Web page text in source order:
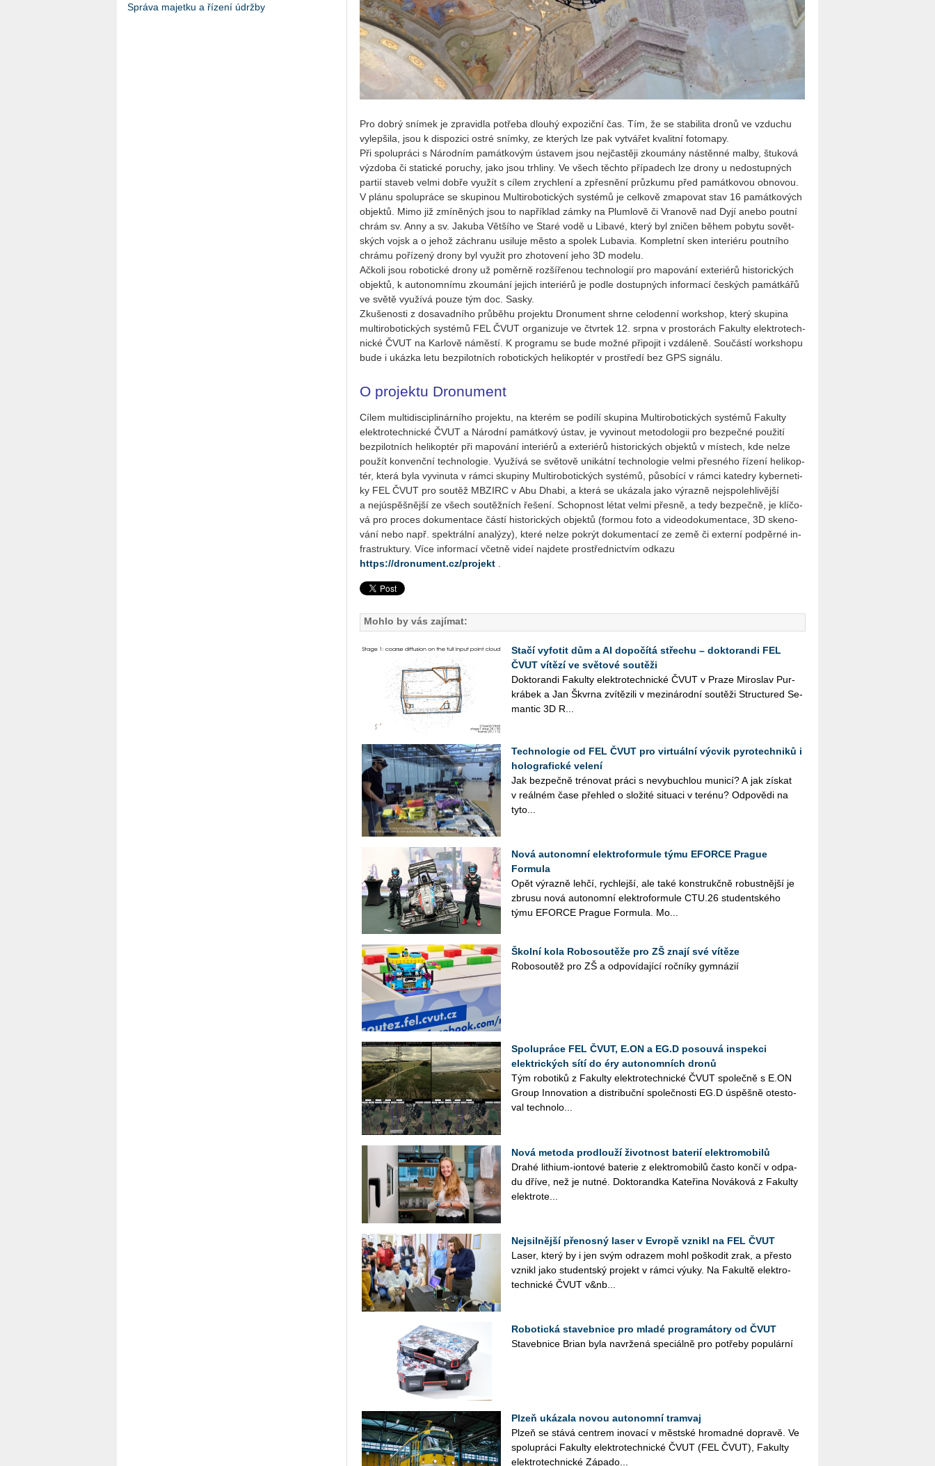
Správa majetku a řízení údržby
Pro dobrý sní­mek je zpra­vi­dla po­tře­ba dlou­hý ex­po­zič­ní čas. Tím, že se sta­bi­li­ta dronů ve vzdu­chu
vy­lep­ši­la, jsou k dis­po­zi­ci ostré sním­ky, ze kte­rých lze pak vy­tvá­řet kva­lit­ní fo­to­ma­py.
Při spo­lu­prá­ci s Ná­rod­ním pa­mát­ko­vým ústa­vem jsou nej­čas­tě­ji zkou­má­ny ná­stěn­né malby, štu­ko­vá
vý­zdo­ba či sta­tic­ké po­ru­chy, jako jsou trh­li­ny. Ve všech těch­to pří­pa­dech lze drony u ne­do­stup­ných
par­tií sta­veb velmi dobře vy­u­žít s cílem zrych­le­ní a zpřes­ně­ní prů­zku­mu před pa­mát­ko­vou ob­no­vou.
V plánu spo­lu­prá­ce se sku­pi­nou Mul­ti­ro­bo­tic­kých sys­té­mů je cel­ko­vě zma­po­vat stav 16 pa­mát­ko­vých
ob­jek­tů. Mimo již zmí­ně­ných jsou to na­pří­klad zámky na Plumlo­vě či Vra­no­vě nad Dyjí anebo pout­ní
chrám sv. Anny a sv. Ja­ku­ba Vět­ší­ho ve Staré vodě u Li­ba­vé, který byl zni­čen během po­by­tu so­vět­
ských vojsk a o jehož zá­chra­nu usi­lu­je město a spo­lek Lu­ba­via. Kom­plet­ní sken in­te­ri­é­ru pout­ní­ho
chrá­mu po­ří­ze­ný drony byl vy­u­žit pro zho­to­ve­ní jeho 3D mo­de­lu.
Ač­ko­li jsou ro­bo­tic­ké drony už po­měr­ně roz­ší­ře­nou tech­no­lo­gií pro ma­po­vá­ní ex­te­ri­é­rů his­to­ric­kých
ob­jek­tů, k au­to­nomní­mu zkou­má­ní je­jich in­te­ri­é­rů je podle do­stup­ných in­for­ma­cí čes­kých pa­mát­ká­řů
ve světě vy­u­ží­vá pouze tým doc. Sasky.
Zku­še­nos­ti z do­sa­vad­ní­ho prů­bě­hu pro­jek­tu Dro­nu­ment shrne ce­lo­den­ní workshop, který sku­pi­na
mul­ti­ro­bo­tic­kých sys­té­mů FEL ČVUT or­ga­ni­zu­je ve čtvr­tek 12. srpna v pro­sto­rách Fa­kul­ty elek­tro­tech­
nic­ké ČVUT na Kar­lo­vě ná­měs­tí. K pro­gra­mu se bude možné při­po­jit i vzdá­le­ně. Sou­čás­tí worksho­pu
bude i ukáz­ka letu bez­pi­lot­ních ro­bo­tic­kých he­li­kop­tér v pro­stře­dí bez GPS sig­ná­lu.
O pro­jek­tu Dro­nu­ment
Cílem mul­ti­dis­ci­pli­nár­ní­ho pro­jek­tu, na kte­rém se po­dí­lí sku­pi­na Mul­ti­ro­bo­tic­kých sys­té­mů Fa­kul­ty
elek­tro­tech­nic­ké ČVUT a Ná­rod­ní pa­mát­ko­vý ústav, je vy­vi­nout me­to­do­lo­gii pro bez­peč­né po­u­ži­tí
bez­pi­lot­ních he­li­kop­tér při ma­po­vá­ní in­te­ri­é­rů a ex­te­ri­é­rů his­to­ric­kých ob­jek­tů v mís­tech, kde nelze
po­u­žít kon­venč­ní tech­no­lo­gie. Vy­u­ží­vá se svě­to­vě uni­kát­ní tech­no­lo­gie velmi přes­né­ho ří­ze­ní he­li­kop­
tér, která byla vy­vi­nu­ta v rámci sku­pi­ny Mul­ti­ro­bo­tic­kých sys­té­mů, pů­so­bí­cí v rámci ka­ted­ry ky­ber­ne­ti­
ky FEL ČVUT pro sou­těž MBZI­RC v Abu Dhabi, a která se uká­za­la jako vý­raz­ně nej­spo­leh­li­věj­ší
a nej­ú­spěš­něj­ší ze všech sou­těž­ních ře­še­ní. Schop­nost létat velmi přes­ně, a tedy bez­peč­ně, je klí­čo­
vá pro pro­ces do­ku­men­ta­ce částí his­to­ric­kých ob­jek­tů (for­mou foto a vi­deo­do­ku­men­ta­ce, 3D ske­no­
vá­ní nebo např. spek­t­rál­ní ana­lý­zy), které nelze po­krýt do­ku­men­ta­cí ze země či ex­ter­ní pod­pěr­né in­
frastruk­tu­ry. Více in­for­ma­cí včet­ně videí na­jde­te pro­střed­nic­tvím od­ka­zu
https://dronument.cz/projekt
Mohlo by vás zajímat:
Stačí vyfotit dům a AI dopočítá střechu – doktorandi FEL
ČVUT vítězí ve světové soutěži
Dok­to­ran­di Fa­kul­ty elek­tro­tech­nic­ké ČVUT v Praze Mi­roslav Pur­
krá­bek a Jan Škvr­na zví­tě­zi­li v me­zi­ná­rod­ní sou­tě­ži Structu­red Se­
man­tic 3D R...
Technologie od FEL ČVUT pro virtuální výcvik pyrotechniků i
holografické velení
Jak bez­peč­ně tré­no­vat práci s ne­vy­buchlou mu­ni­cí? A jak zís­kat
v re­ál­ném čase pře­hled o slo­ži­té si­tu­a­ci v te­ré­nu? Od­po­vě­di na
tyto...
Nová autonomní elektroformule týmu EFORCE Prague
Formula
Opět vý­raz­ně lehčí, rych­lej­ší, ale také kon­strukč­ně ro­bust­něj­ší je
zbru­su nová au­to­nomní elek­tro­for­mu­le CTU.26 stu­dent­ské­ho
týmu EFOR­CE Pra­gue For­mu­la. Mo...
Školní kola Robosoutěže pro ZŠ znají své vítěze
Ro­bo­sou­těž pro ZŠ a od­po­ví­da­jí­cí roč­ní­ky gym­ná­zií
Spolupráce FEL ČVUT, E.ON a EG.D posouvá inspekci
elektrických sítí do éry autonomních dronů
Tým ro­bo­ti­ků z Fa­kul­ty elek­tro­tech­nic­ké ČVUT spo­leč­ně s E.​ON
Group In­no­vati­on a dis­tri­buč­ní spo­leč­nos­ti EG.D úspěš­ně otes­to­
val tech­no­lo­...
Nová metoda prodlouží životnost baterií elektromobilů
Drahé li­thi­um-ion­to­vé ba­te­rie z elek­tro­mo­bi­lů často končí v od­pa­
du dříve, než je nutné. Dok­to­rand­ka Ka­te­ři­na No­vá­ko­vá z Fa­kul­ty
elek­tro­te...
Nejsilnější přenosný laser v Evropě vznikl na FEL ČVUT
Laser, který by i jen svým od­ra­zem mohl po­ško­dit zrak, a přes­to
vzni­kl jako stu­dent­ský pro­jekt v rámci výuky. Na Fa­kul­tě elek­tro­
tech­nic­ké ČVUT v&nb...
Robotická stavebnice pro mladé programátory od ČVUT
Sta­veb­ni­ce Brian byla na­vr­že­ná spe­ci­ál­ně pro po­tře­by po­pu­lár­ní
Plzeň ukázala novou autonomní tramvaj
Plzeň se stává cen­t­rem ino­va­cí v měst­ské hro­mad­né do­pra­vě. Ve
spo­lu­prá­ci Fa­kul­ty elek­tro­tech­nic­ké ČVUT (FEL ČVUT), Fa­kul­ty
elek­tro­tech­nic­ké Zá­pa­do...